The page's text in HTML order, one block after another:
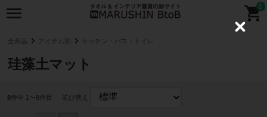
0
全商品 アイテム別 キッチン・バス・トイレ
珪藻土マット
8件中 1〜8件目 並び替え
C